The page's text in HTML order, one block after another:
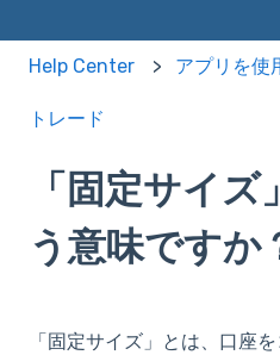
Help Center アプリを使
トレード
「固定サイ
う意味ですか
「固定サイズ」とは、口座